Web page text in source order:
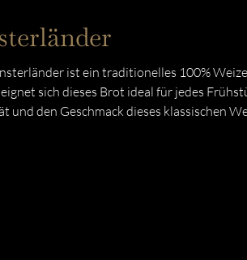
ist ein traditionelles 100%
sich dieses Brot ideal für jedes
und den Geschmack dieses klassischen